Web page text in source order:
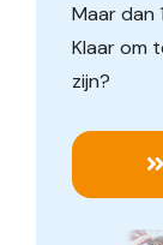
Maar dan
Klaar om
zijn?